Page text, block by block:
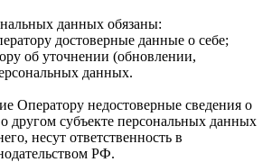
данных обязаны:
достоверные данные о себе;
об уточнении (обновлении,
данных.
Оператору недостоверные сведения о
другом субъекте персональных данных
несут ответственность в
РФ.